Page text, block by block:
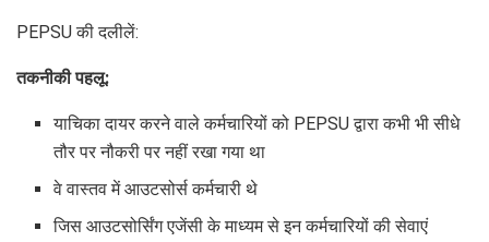
PEPSU की दलीलें:
तकनीकी पहलू:
याचिका दायर करने वाले कर्मचारियों को PEPSU द्वारा कभी भी सीधे
तौर पर नौकरी पर नहीं रखा गया था
वे वास्तव में आउटसोर्स कर्मचारी थे
जिस आउटसोर्सिंग एजेंसी के माध्यम से इन कर्मचारियों की सेवाएं